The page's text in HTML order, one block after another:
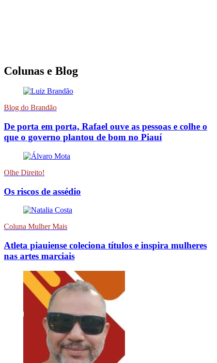
Colunas e Blog
Blog do Brandão
De porta em porta, Rafael ouve as pessoas e colhe o
que o governo plantou de bom no Piauí
Olhe Direito!
Os riscos de assédio
Coluna Mulher Mais
Atleta piauiense coleciona títulos e inspira mulheres
nas artes marciais